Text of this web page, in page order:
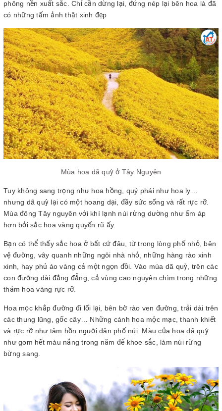
phông nền xuất sắc. Chỉ cần dừng lại, đứng nép lại bên hoa là đã
có những tấm ảnh thật xinh đẹp
Mùa hoa dã quỳ ở Tây Nguyên
Tuy không sang trọng như hoa hồng, quý phái như hoa ly…
nhưng dã quỳ lại có một hoang dại, đầy sức sống và rất rực rỡ.
Mùa đông Tây nguyên với khí lạnh núi rừng dường như ấm áp
hơn bởi sắc hoa vàng quyến rũ ấy.
Bạn có thể thấy sắc hoa ở bất cứ đâu, từ trong lòng phố nhỏ, bên
vệ đường, vây quanh những ngôi nhà nhỏ, những hàng rào xinh
xinh, hay phủ áo vàng cả một ngọn đồi. Vào mùa dã quỳ, trên các
con đường dài đằng đẵng, cả vùng cao nguyên chìm trong những
thảm hoa vàng rực rỡ.
Hoa mọc khắp đường đi lối lại, bên bờ rào ven đường, trải dài trên
các thung lũng, gốc cây… Những cánh hoa mộc mạc, thanh khiết
và rực rỡ như tâm hồn người dân phố núi. Màu của hoa dã quỳ
như gom hết màu nắng trong năm để khoe sắc, làm núi rừng
bừng sang.